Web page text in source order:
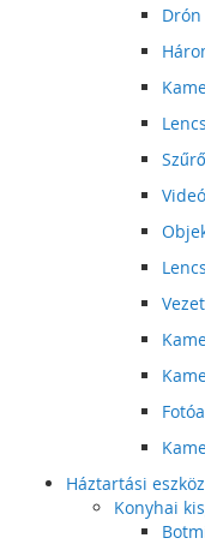
Drón
Háztartási eszköz
Konyhai